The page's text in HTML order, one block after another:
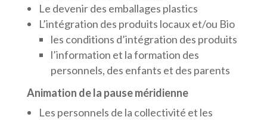
Le devenir des emballages plastics
L’intégration des produits locaux et/ou Bio
les conditions d’intégration des produits
l’information et la formation des
personnels, des enfants et des parents
Animation de la pause méridienne
Les personnels de la collectivité et les